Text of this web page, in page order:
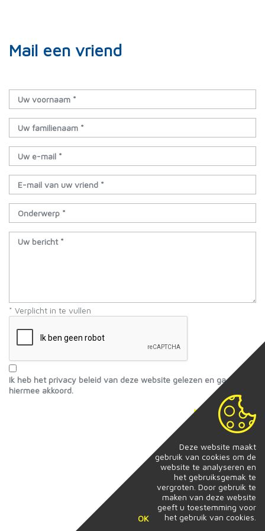
Mail een vriend
Uw voornaam *
Uw familienaam *
Uw e-mail *
E-mail van uw vriend *
Onderwerp *
Uw bericht *
* Verplicht in te vullen
Ik heb het privacy beleid van deze website gelezen en ga
hiermee akkoord.
Verstuur
Deze website maakt
gebruik van cookies om de
website te analyseren en
het gebruiksgemak te
vergroten. Door gebruik te
maken van deze website
geeft u toestemming voor
het gebruik van cookies.
OK